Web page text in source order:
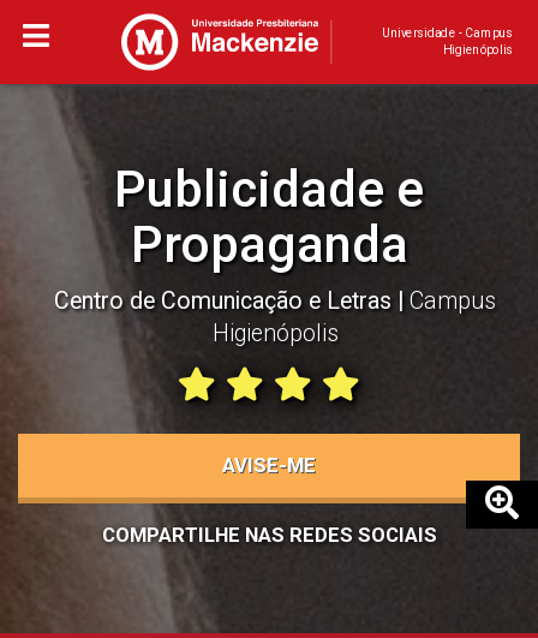
Universidade - Campus
Higienópolis
Publicidade e
Propaganda
Centro de Comunicação e Letras
Campus
Higienópolis
AVISE-ME
COMPARTILHE NAS REDES SOCIAIS